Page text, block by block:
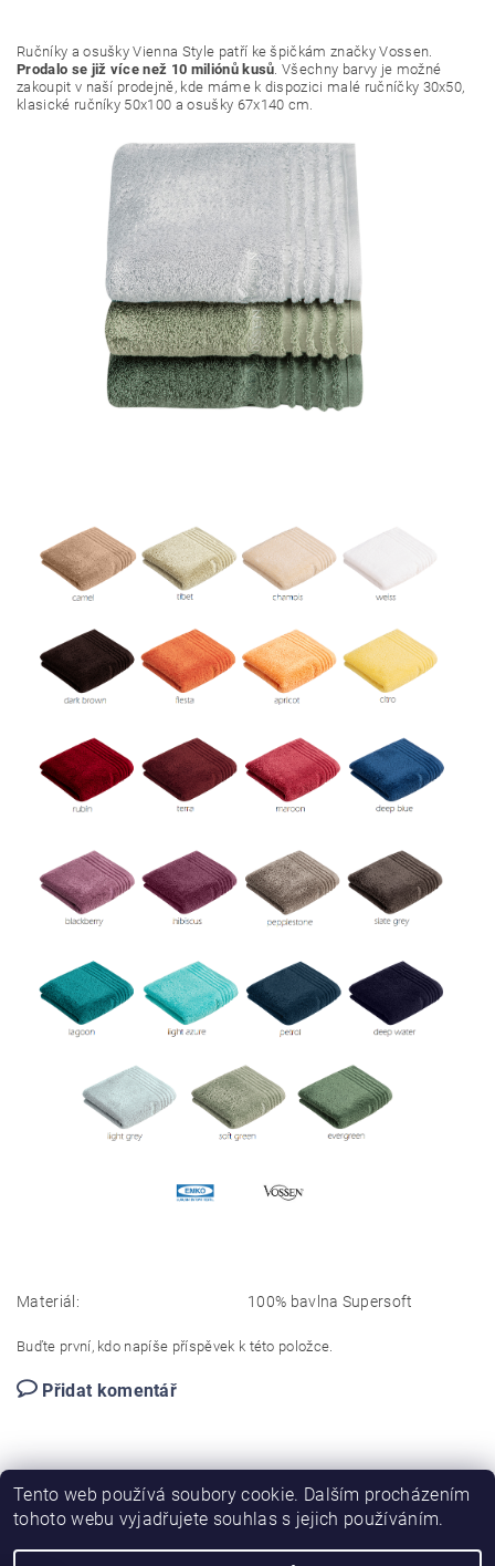
Ručníky a osušky Vienna Style patří ke špičkám značky Vossen.
Prodalo se již více než 10 miliónů kusů. Všechny barvy je možné
zakoupit v naší prodejně, kde máme k dispozici malé ručníčky 30x50,
klasické ručníky 50x100 a osušky 67x140 cm.
Materiál: 100% bavlna Supersoft
Buďte první, kdo napíše příspěvek k této položce.
Přidat komentář
Tento web používá soubory cookie. Dalším procházením
tohoto webu vyjadřujete souhlas s jejich používáním.